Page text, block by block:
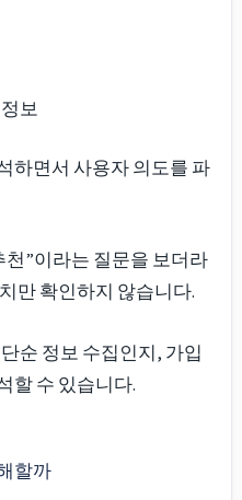
보
하면서 사용자 의도를 파
천”이라는 질문을 보더라
만 확인하지 않습니다.
순 정보 수집인지, 가입
할 수 있습니다.
할까